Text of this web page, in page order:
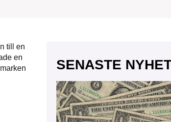
till en
en
SENASTE
2010 har vår
genom
utveckla vårt
till